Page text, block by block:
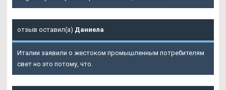
отзыв оставил(а) Даниела
Италии заявили о жестоком промышленным потребителям
свет но это потому, что.